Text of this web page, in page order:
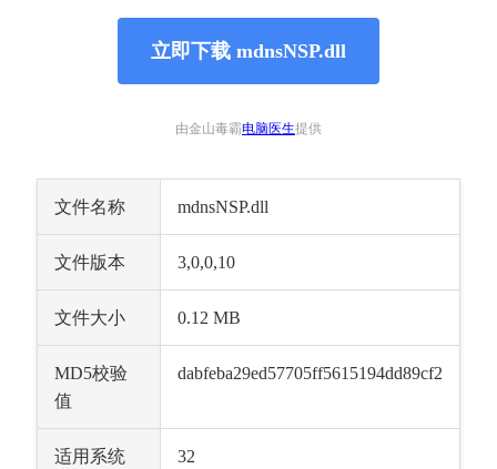
立即下载 mdnsNSP.dll
由金山毒霸电脑医生提供
文件名称 mdnsNSP.dll
文件版本 3,0,0,10
文件大小 0.12 MB
MD5校验
值
dabfeba29ed57705ff5615194dd89cf2
适用系统 32